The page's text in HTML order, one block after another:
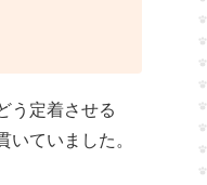
う定着させる
いていました。